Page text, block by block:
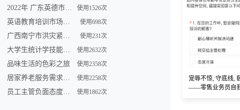
2022年 广东英德市洪灾紧急求助信息登记表 使用1526次
英语教育培训市场调查问卷表模板 使用698次
广西南宁市洪灾紧急求助信息登记表 使用231次
大学生统计学技能调查问卷 使用2632次
品味生活的色彩之旅 使用2358次
居家养老服务需求调研问卷 使用2258次
员工主管负面态度问卷 使用1862次
宠辱不惊, 守底线,
——零售业务员自